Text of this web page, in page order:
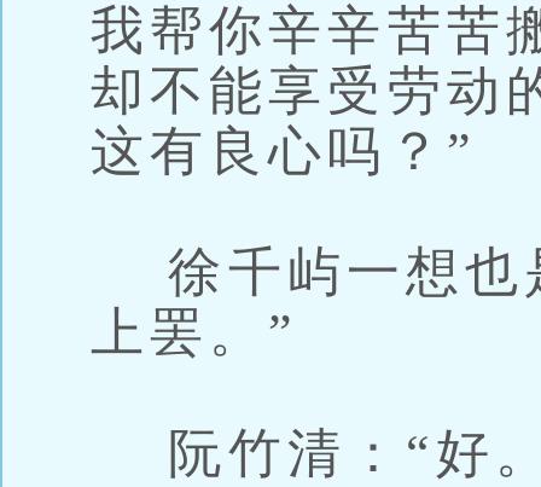
我帮你辛辛苦苦
却不能享受劳动
这有良心吗？”
徐千屿一想也
上罢。”
阮竹清：“好